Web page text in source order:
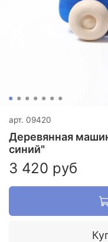
арт. 09420
Деревянная
синий"
3 420 руб